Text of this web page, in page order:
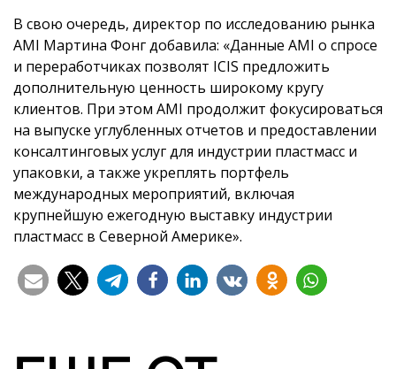
В свою очередь, директор по исследованию рынка
AMI Мартина Фонг добавила: «Данные AMI о спросе
и переработчиках позволят ICIS предложить
дополнительную ценность широкому кругу
клиентов. При этом AMI продолжит фокусироваться
на выпуске углубленных отчетов и предоставлении
консалтинговых услуг для индустрии пластмасс и
упаковки, а также укреплять портфель
международных мероприятий, включая
крупнейшую ежегодную выставку индустрии
пластмасс в Северной Америке».